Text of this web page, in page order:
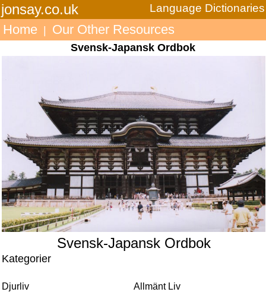
jonsay.co.uk Language Dictionaries
Home Our Other Resources
Svensk-Japansk Ordbok
Svensk-Japansk Ordbok
Kategorier
Djurliv Allmänt Liv